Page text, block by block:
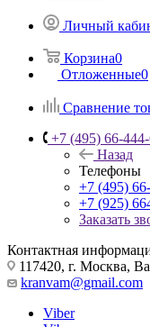
Личный
Корзина0
Отложенные0
Сравнение
+7 (495) 66-
Назад
Телефоны
+7 (495)
+7 (925)
Заказать
Контактная
117420, г. Москва,
kranvam@gmail.com
Viber